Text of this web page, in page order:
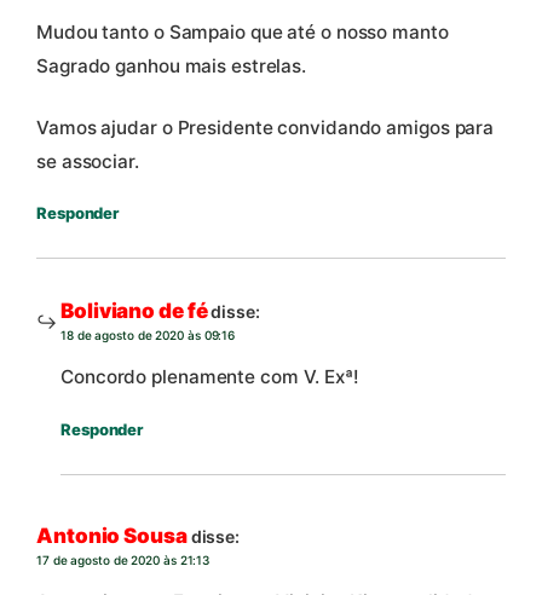
Mudou tanto o Sampaio que até o nosso manto
Sagrado ganhou mais estrelas.
Vamos ajudar o Presidente convidando amigos para
se associar.
Responder
Boliviano de fédisse:
18 de agosto de 2020 às 09:16
Concordo plenamente com V. Exª!
Responder
Antonio Sousadisse:
17 de agosto de 2020 às 21:13